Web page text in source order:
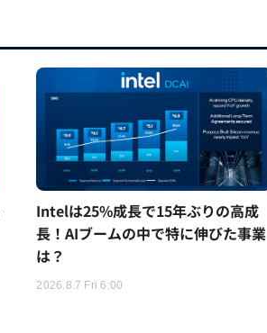
Intelは25%成長で15年ぶりの高成
長！AIブームの中で特に伸びた事業
は？
2026.8.7 Fri 6:00